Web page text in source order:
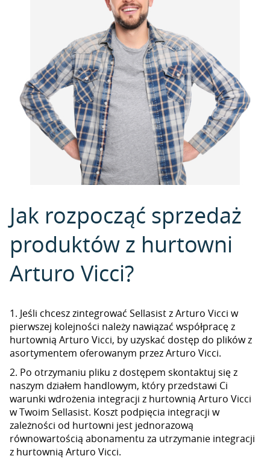
Jak rozpocząć sprzedaż
produktów z hurtowni
Arturo Vicci?
1. Jeśli chcesz zintegrować Sellasist z Arturo Vicci w
pierwszej kolejności należy nawiązać współpracę z
hurtownią Arturo Vicci, by uzyskać dostęp do plików z
asortymentem oferowanym przez Arturo Vicci.
2. Po otrzymaniu pliku z dostępem skontaktuj się z
naszym działem handlowym, który przedstawi Ci
warunki wdrożenia integracji z hurtownią Arturo Vicci
w Twoim Sellasist. Koszt podpięcia integracji w
zależności od hurtowni jest jednorazową
równowartością abonamentu za utrzymanie integracji
z hurtownią Arturo Vicci.